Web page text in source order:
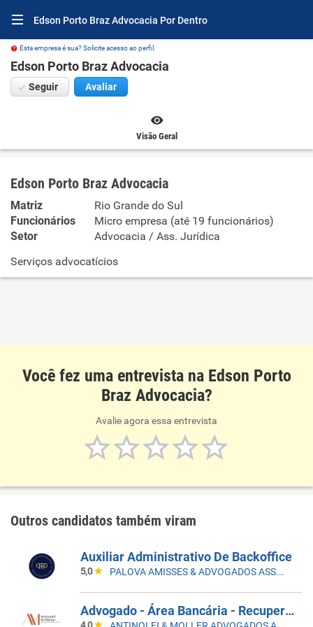
Edson Porto Braz Advocacia Por Dentro
Esta empresa é sua? Solicite acesso ao perfil.
Edson Porto Braz Advocacia
Seguir Avaliar
Visão Geral
Edson Porto Braz Advocacia
Matriz
Rio Grande do Sul
Funcionários
Micro empresa (até 19 funcionários)
Setor
Advocacia / Ass. Jurídica
Serviços advocatícios
Você fez uma entrevista na Edson Porto
Braz Advocacia?
Avalie agora essa entrevista
Outros candidatos também viram
Auxiliar Administrativo De Backoffice
5,0 PALOVA AMISSES & ADVOGADOS ASSOCIADOS
Advogado - Área Bancária - Recuperaçao Judicial